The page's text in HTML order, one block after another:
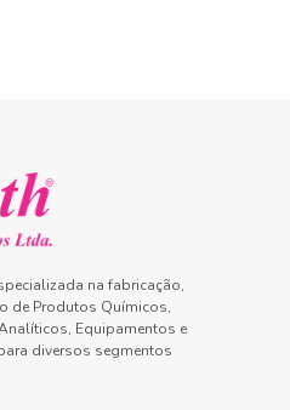
na fabricação,
de Produtos Químicos,
Equipamentos e
diversos segmentos